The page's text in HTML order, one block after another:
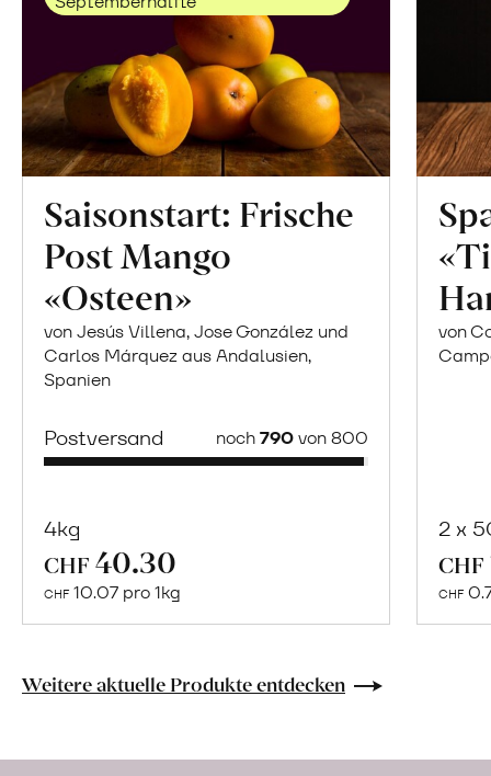
Saisonstart: Frische
Post Mango
«Osteen»
von Jesús Villena, Jose González und
Carlos Márquez aus Andalusien,
Spanien
Postversand noch790von 800
4kg
CHF 40.30
CHF 10.07 pro 1kg
Naturbelassene
Lebensmittel
von
2 x
CHF
CHF
Weitere aktuelle Produkte entdecken